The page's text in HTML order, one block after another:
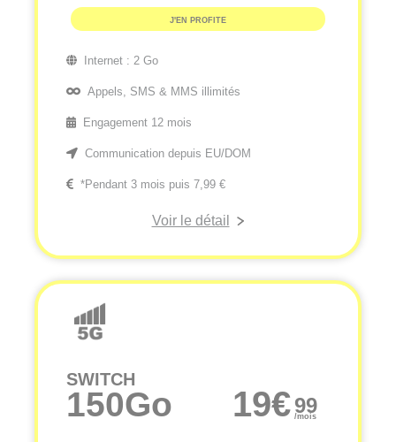
J'EN PROFITE
Internet : 2 Go
Appels, SMS & MMS illimités
Engagement 12 mois
Communication depuis EU/DOM
*Pendant 3 mois puis 7,99 €
Voir le détail
SWITCH
150Go 19€99
/mois